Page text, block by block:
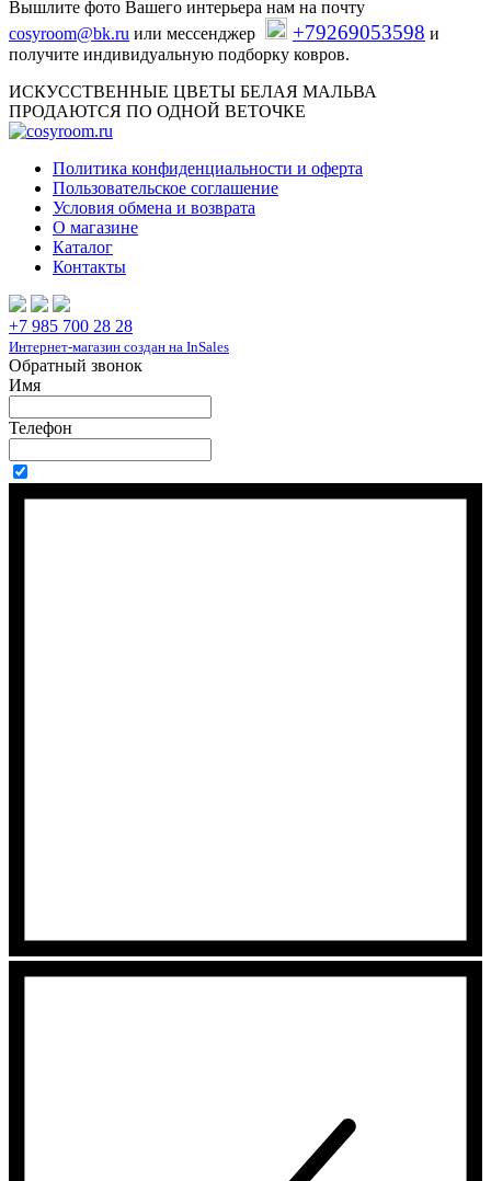
Вышлите фото Вашего интерьера нам на почту
cosyroom@bk.ru или мессенджер +79269053598 и
получите индивидуальную подборку ковров.
ИСКУССТВЕННЫЕ ЦВЕТЫ БЕЛАЯ МАЛЬВА
ПРОДАЮТСЯ ПО ОДНОЙ ВЕТОЧКЕ
Политика конфиденциальности и оферта
Пользовательское соглашение
Условия обмена и возврата
О магазине
Каталог
Контакты
+7 985 700 28 28
Интернет-магазин создан на InSales
Обратный звонок
Имя
Телефон